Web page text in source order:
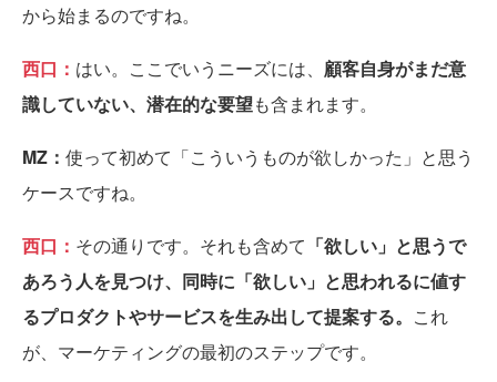
から始まるのですね。
西口： はい。ここでいうニーズには、 顧客自身がまだ意
識していない、潜在的な要望も含まれます。
MZ： 使って初めて「こういうものが欲しかった」と思う
ケースですね。
西口： その通りです。それも含めて 「欲しい」と思うで
あろう人を見つけ、同時に「欲しい」と思われるに値す
るプロダクトやサービスを生み出して提案する。 これ
が、マーケティングの最初のステップです。